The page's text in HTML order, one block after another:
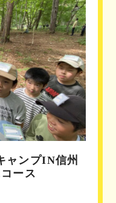
ャンプIN信州
ース